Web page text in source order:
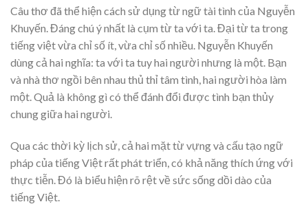
Câu thơ đã thể hiện cách sử dụng từ ngữ tài tình của Nguyễn
Khuyến. Đáng chú ý nhất là cụm từ ta với ta. Đại từ ta trong
tiếng việt vừa chỉ số ít, vừa chỉ số nhiều. Nguyễn Khuyến
dùng cả hai nghĩa: ta với ta tuy hai người nhưng là một. Bạn
và nhà thơ ngồi bên nhau thủ thỉ tâm tình, hai người hòa làm
một. Quả là không gì có thể đánh đổi được tình bạn thủy
chung giữa hai người.
Qua các thời kỳ lịch sử, cả hai mặt từ vựng và cấu tạo ngữ
pháp của tiếng Việt rất phát triển, có khả năng thích ứng với
thực tiễn. Đó là biểu hiện rõ rệt về sức sống dồi dào của
tiếng Việt.